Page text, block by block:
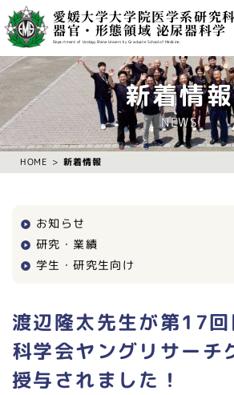
愛媛大学大学院医学系研究科
器官・形態領域 泌尿器科学
Department of Urology Ehime University Graduate School of Medicine.
新着情報
NEWS
HOME 新着情報
渡辺隆太先生が第17
科学会ヤングリサーチ
授与されました！
お知らせ
研究・業績
学生・研究生向け